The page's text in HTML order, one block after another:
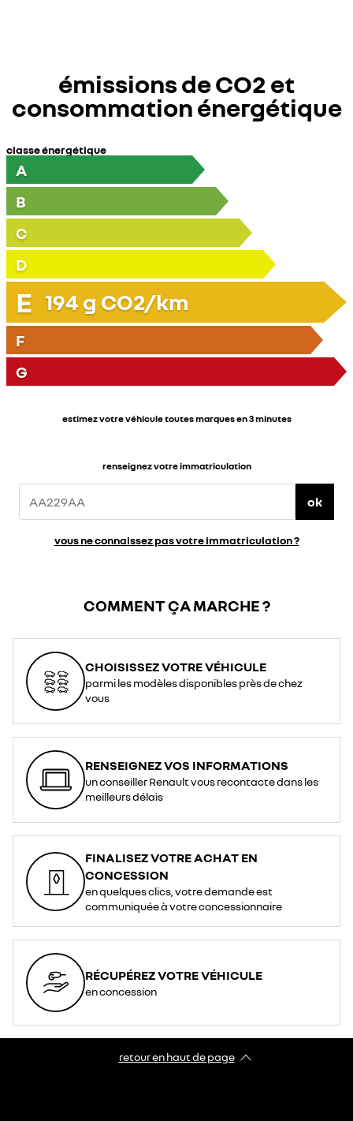
émissions de CO2 et
consommation énergétique
classe énergétique
A
B
C
D
E 194 g CO2/km
F
G
estimez votre véhicule toutes marques en 3 minutes
renseignez votre immatriculation
ok
vous ne connaissez pas votre immatriculation ?
COMMENT ÇA MARCHE ?
CHOISISSEZ VOTRE VÉHICULE
parmi les modèles disponibles près de chez
vous
RENSEIGNEZ VOS INFORMATIONS
un conseiller Renault vous recontacte dans les
meilleurs délais
FINALISEZ VOTRE ACHAT EN
CONCESSION
en quelques clics, votre demande est
communiquée à votre concessionnaire
RÉCUPÉREZ VOTRE VÉHICULE
en concession
retour en haut de page​